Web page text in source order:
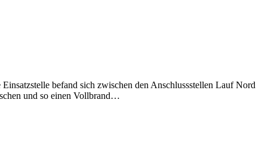
befand sich zwischen den Anschlussstellen Lauf Nord
und so einen Vollbrand…